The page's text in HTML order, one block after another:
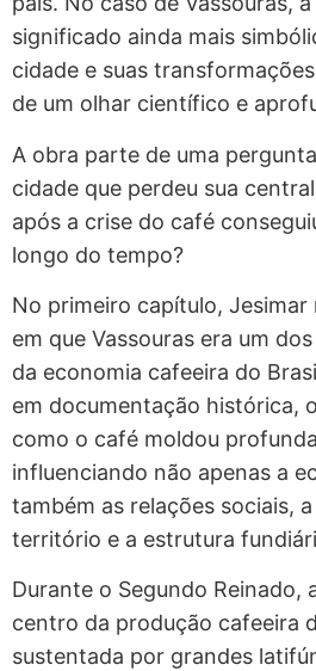
significado ainda mais
cidade e suas
de um olhar científico e
A obra parte de uma
cidade que perdeu sua
após a crise do café
longo do tempo?
No primeiro capítulo,
em que Vassouras era um
da economia cafeeira do
em documentação histórica,
como o café moldou
influenciando não apenas a
também as relações sociais,
território e a estrutura
Durante o Segundo Reinado,
centro da produção cafeeira
sustentada por grandes